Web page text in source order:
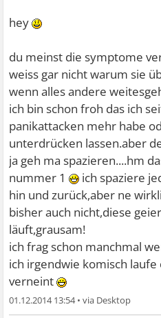
Ich mache eine EMDR
schnell an ,laut Therapeut
nur bejahen.
Anfangs hatte ich 4-5 Panik
großer Todesangst. Heute ist
versucht aufzusteigen, die ich
das so einmal in der Woche!
Auch die körperliche
brauchte keine Medikamente.
noch mehr Angst gemacht…
Ich finde, dass mein Körper
gewöhnt hatte. Und das ich
darauf gewartet habe.. Angst
Was mich immer genervt hat:
spazieren. Ja, habe ich immer
Tunnelblick..super Idee!
hey
du meinst die symptome
weiss gar nicht warum sie
wenn alles andere
ich bin schon froh das ich
panikattacken mehr habe
unterdrücken lassen.aber
ja geh ma spazieren....hm
nummer 1
ich spaziere
hin und zurück,aber ne
bisher auch nicht,diese
läuft,grausam!
ich frag schon manchmal
ich irgendwie komisch
verneint
01.12.2014 13:54•